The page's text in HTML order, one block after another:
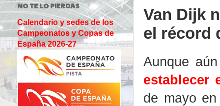
Van Dijk
el récord
Aunque
establecer
de mayo
NO TE LO PIERDAS
Calendario y sedes de los
Campeonatos y Copas de
España 2026-27